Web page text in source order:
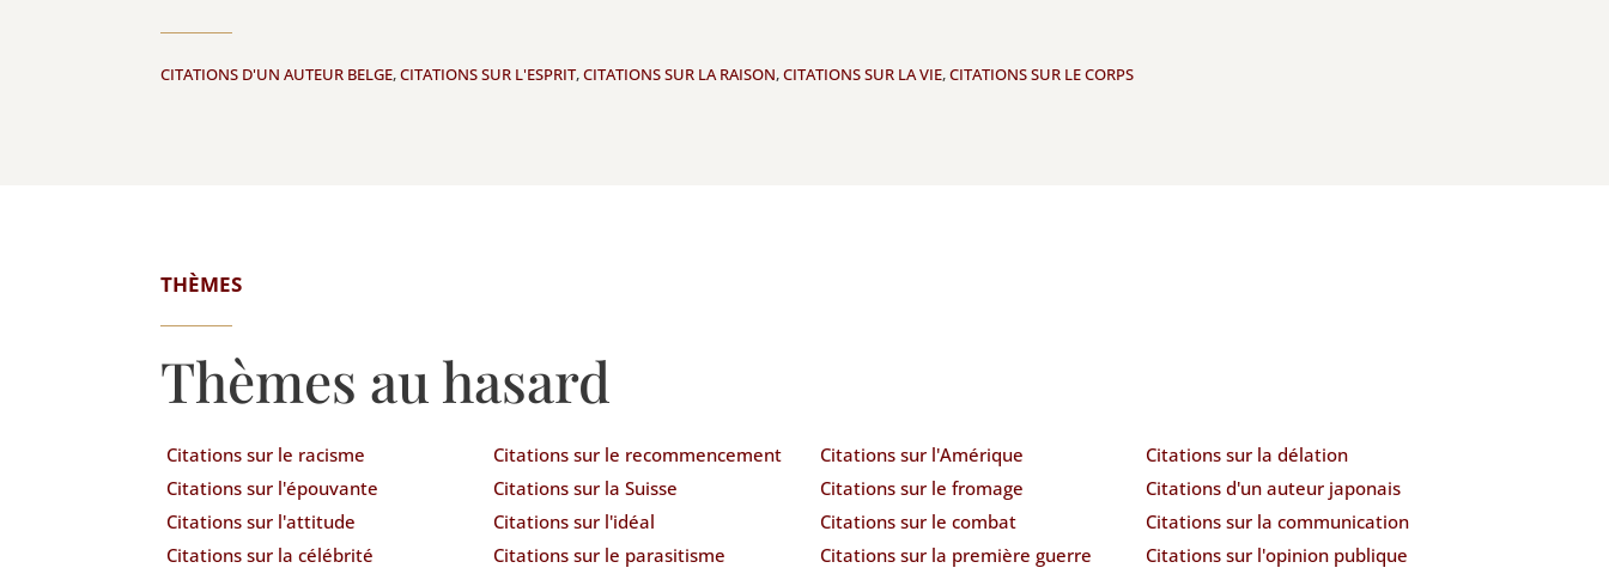
CITATIONS D'UN AUTEUR BELGE,CITATIONS SUR L'ESPRIT,CITATIONS SUR LA RAISON,CITATIONS SUR LA VIE,CITATIONS SUR LE CORPS
THÈMES
Thèmes au hasard
Citations sur le racisme
Citations sur l'épouvante
Citations sur l'attitude
Citations sur la célébrité
Citations sur le recommencement
Citations sur la Suisse
Citations sur l'idéal
Citations sur le parasitisme
Citations sur l'Amérique
Citations sur le fromage
Citations sur le combat
Citations sur la première guerre
Citations sur la délation
Citations d'un auteur japonais
Citations sur la communication
Citations sur l'opinion publique